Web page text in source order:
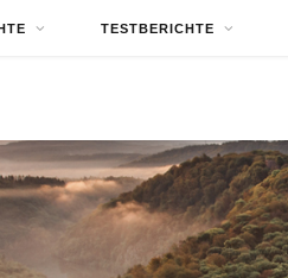
TESTBERICHTE